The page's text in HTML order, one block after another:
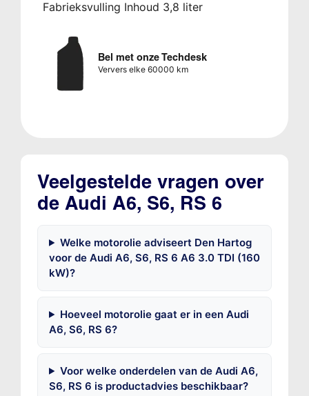
Fabrieksvulling Inhoud 3,8 liter
Bel met onze Techdesk
Ververs elke 60000 km
Veelgestelde vragen over
de Audi A6, S6, RS 6
Welke motorolie adviseert Den Hartog
voor de Audi A6, S6, RS 6 A6 3.0 TDI (160
kW)?
Hoeveel motorolie gaat er in een Audi
A6, S6, RS 6?
Voor welke onderdelen van de Audi A6,
S6, RS 6 is productadvies beschikbaar?